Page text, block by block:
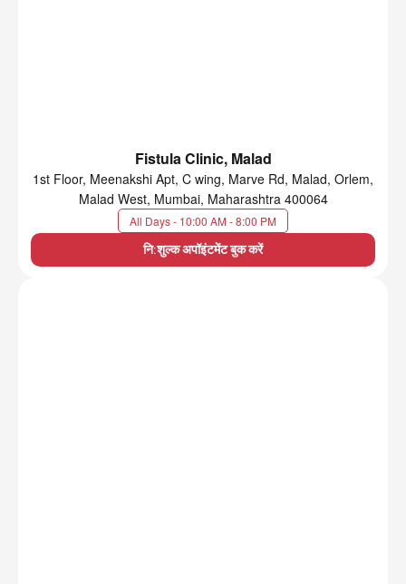
Fistula Clinic, Malad
1st Floor, Meenakshi Apt, C wing, Marve Rd, Malad, Orlem,
Malad West, Mumbai, Maharashtra 400064
All Days - 10:00 AM - 8:00 PM
नि:शुल्क अपॉइंटमेंट बुक करें